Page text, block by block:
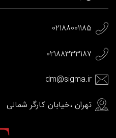
02188001185
02188333187
dm@sigma.ir
تهران ،خیابان کارگر شمالی